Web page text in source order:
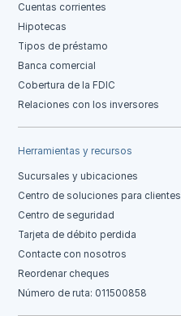
Cuentas corrientes
Hipotecas
Tipos de préstamo
Banca comercial
Cobertura de la FDIC
Relaciones con los inversores
Herramientas y recursos
Sucursales y ubicaciones
Centro de soluciones para clientes
Centro de seguridad
Tarjeta de débito perdida
Contacte con nosotros
Reordenar cheques
Número de ruta: 011500858